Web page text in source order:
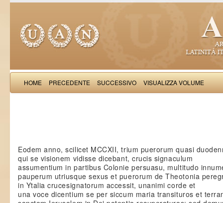
HOME PRECEDENTE SUCCESSIVO VISUALIZZA VOLUME
Eodem anno, scilicet MCCXII, trium puerorum quasi
qui se visionem vidisse dicebant, crucis signaculum
assumentium in partibus Colonie persuasu, multitudo
pauperum utriusque sexus et puerorum de Theotonia
in Ytalia crucesignatorum accessit, unanimi corde et
una voce dicentium se per siccum maria transituros et